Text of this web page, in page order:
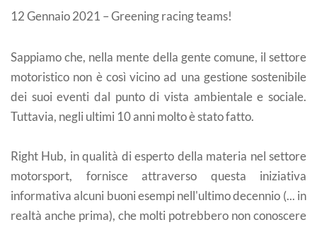
12 Gennaio 2021 – Greening racing teams!
Sappiamo che, nella mente della gente comune, il settore
motoristico non è così vicino ad una gestione sostenibile
dei suoi eventi dal punto di vista ambientale e sociale.
Tuttavia, negli ultimi 10 anni molto è stato fatto.
Right Hub, in qualità di esperto della materia nel settore
motorsport, fornisce attraverso questa iniziativa
informativa alcuni buoni esempi nell'ultimo decennio (... in
realtà anche prima), che molti potrebbero non conoscere